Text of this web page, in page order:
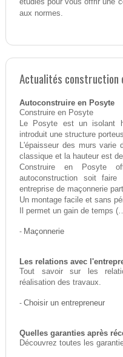
aux normes.
Actualités construction
Autoconstruire en Posyte
Construire en Posyte
Le Posyte est un isolant
introduit une structure
L'épaisseur des murs
classique et la hauteur est
Construire en Posyte
autoconstruction soit
entreprise de maçonnerie
Un montage facile et sans
Il permet un gain de temps
- Maçonnerie
Les relations avec
Tout savoir sur les
réalisation des travaux.
- Choisir un entrepreneur
Quelles garanties après
Découvrez toutes les